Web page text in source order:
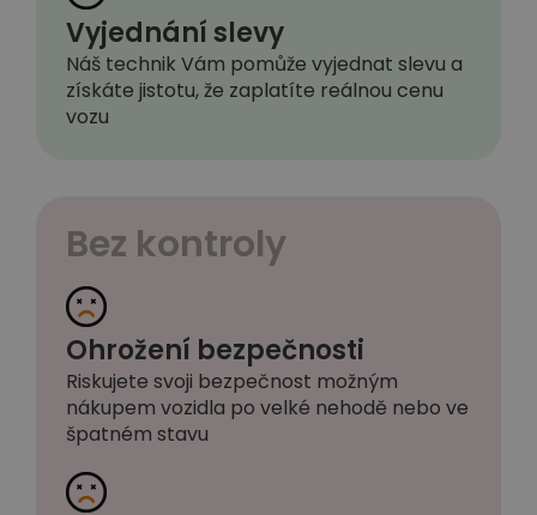
Vyjednání slevy
Náš technik Vám pomůže vyjednat slevu a
získáte jistotu, že zaplatíte reálnou cenu
vozu
Bez kontroly
Ohrožení bezpečnosti
Riskujete svoji bezpečnost možným
nákupem vozidla po velké nehodě nebo ve
špatném stavu